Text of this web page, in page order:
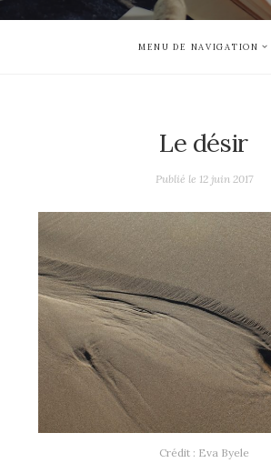
MENU DE NAVIGATION
Le désir
Publié le 12 juin 2017
Crédit : Eva Byele